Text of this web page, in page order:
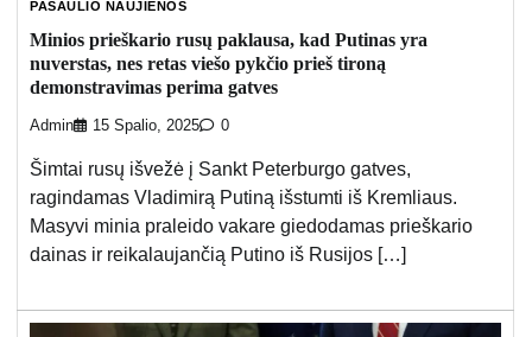
PASAULIO NAUJIENOS
Minios prieškario rusų paklausa, kad Putinas yra
nuverstas, nes retas viešo pykčio prieš tironą
demonstravimas perima gatves
Admin 15 Spalio, 2025 0
Šimtai rusų išvežė į Sankt Peterburgo gatves,
ragindamas Vladimirą Putiną išstumti iš Kremliaus.
Masyvi minia praleido vakare giedodamas prieškario
dainas ir reikalaujančią Putino iš Rusijos […]